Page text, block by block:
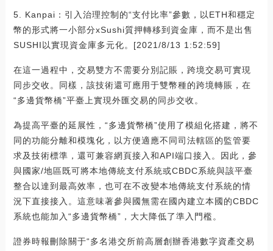
5. Kanpai：引入治理控制的“支付比率”參數，以ETH和穩定
幣的形式將一小部分xSushi質押轉移到資金庫，而不是出售
SUSHI以實現資金庫多元化。[2021/8/13 1:52:59]
在這一過程中，交易雙方不需要分別記賬，跨境交易可實現
同步交收。同樣，該技術還可應用于雙幣種的跨境轉賬，在
“多邊貨幣橋”平臺上實現外匯交易的同步交收。
為提高平臺的延展性，“多邊貨幣橋”使用了模組化搭建，將不
同的功能分離和模塊化，以方便適應不同司法轄區的監管要
求及技術標準，還可兼容網頁接入和API端口接入。因此，參
與國家/地區既可將本地傳統支付系統或CBDC系統與該平臺
整合以達到最高效率，也可在不改變本地傳統支付系統的情
況下直接接入。這意味著參與國無需在國內建立本國的CBDC
系統也能加入“多邊貨幣橋”，大大降低了準入門檻。
證券時報刪除關于“多名港交所前高層創辦香港數字資產交易